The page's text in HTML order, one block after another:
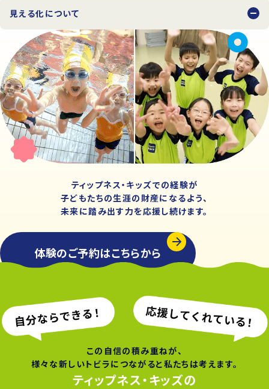
見える化について
ティップネス・キッズでの経験が
子どもたちの生涯の財産になるよう、
未来に踏み出す力を応援し続けます。
体験のご予約はこちらから
この自信の積み重ねが、
様々な新しいトビラにつながると私たちは考えます。
ティップネス・キッズの